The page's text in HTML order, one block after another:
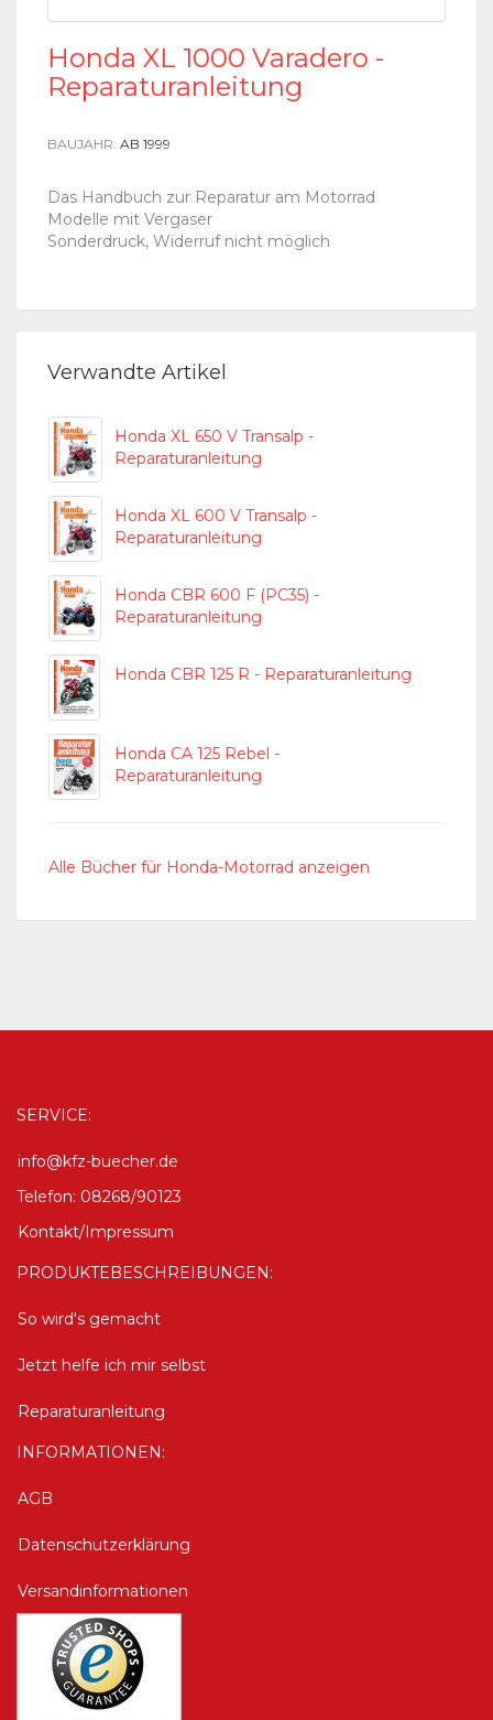
Honda XL 1000 Varadero -
Reparaturanleitung
BAUJAHR: AB 1999
Das Handbuch zur Reparatur am Motorrad
Modelle mit Vergaser
Sonderdruck, Widerruf nicht möglich
Verwandte Artikel
Honda XL 650 V Transalp -
Reparaturanleitung
Honda XL 600 V Transalp -
Reparaturanleitung
Honda CBR 600 F (PC35) -
Reparaturanleitung
Honda CBR 125 R - Reparaturanleitung
Honda CA 125 Rebel -
Reparaturanleitung
Alle Bücher für Honda-Motorrad anzeigen
SERVICE:
info@kfz-buecher.de
Telefon: 08268/90123
Kontakt/Impressum
PRODUKTEBESCHREIBUNGEN:
So wird's gemacht
Jetzt helfe ich mir selbst
Reparaturanleitung
INFORMATIONEN:
AGB
Datenschutzerklärung
Versandinformationen